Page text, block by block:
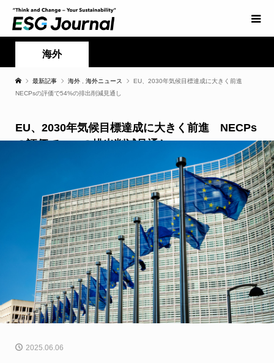
海外
最新記事 海外 海外ニュース
EU、2030年気候目標達成に大きく前進
NECPsの評価で54%の排出削減見通し
EU、2030年気候目標達成に大きく前進 NECPs
の評価で54%の排出削減見通し
2025.06.06